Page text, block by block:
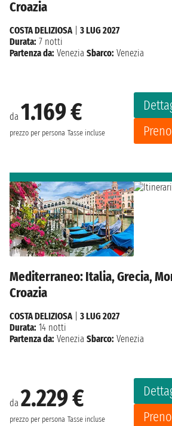
Croazia
da 1.169 €
prezzo per persona Tasse incluse
COSTA DELIZIOSA| 3 LUG 2027
Durata: 7 notti
Partenza da: Venezia Sbarco: Venezia
Mediterraneo: Italia, Grecia,
Croazia
da 2.229 €
prezzo per persona Tasse incluse
COSTA DELIZIOSA| 3 LUG 2027
Durata: 14 notti
Partenza da: Venezia Sbarco: Venezia